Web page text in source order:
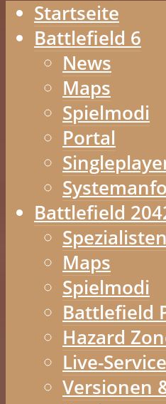
Startseite
Battlefield 6
News
Maps
Spielmodi
Portal
Battlefield
Spezialisten
Maps
Spielmodi
Battlefield
Hazard
Live-
Versionen